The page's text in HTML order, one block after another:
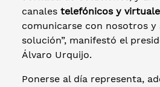
canales telefónicos y
comunicarse con nosotros
solución”, manifestó el
Álvaro Urquijo.
Ponerse al día representa,